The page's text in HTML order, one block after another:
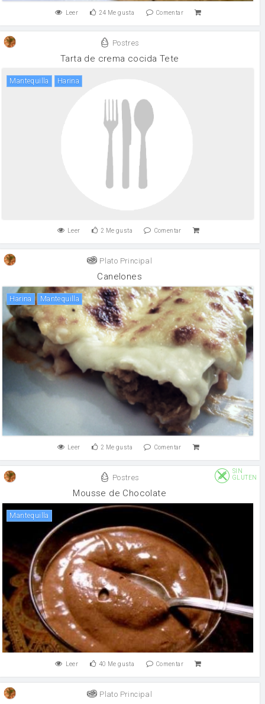
Leer 24 Me gusta Comentar
Postres
Tarta de crema cocida Tete
mantequilla harina
Leer 2 Me gusta Comentar
Plato Principal
Canelones
harina mantequilla
Leer 2 Me gusta Comentar
Postres
SIN
GLUTEN
Mousse de Chocolate
mantequilla
Leer 40 Me gusta Comentar
Plato Principal